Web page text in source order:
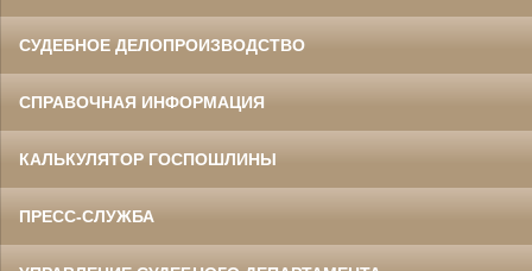
СУДЕБНОЕ ДЕЛОПРОИЗВОДСТВО
СПРАВОЧНАЯ ИНФОРМАЦИЯ
КАЛЬКУЛЯТОР ГОСПОШЛИНЫ
ПРЕСС-СЛУЖБА